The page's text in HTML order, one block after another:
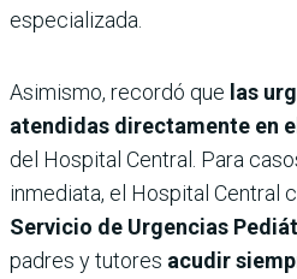
especializada.
Asimismo, recordó que las
atendidas directamente en
del Hospital Central. Para
inmediata, el Hospital Central
Servicio de Urgencias
padres y tutores acudir